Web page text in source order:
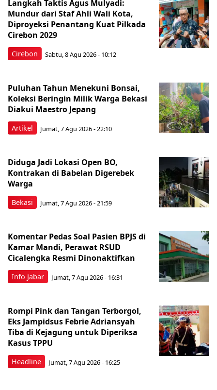
Cirebon
Langkah Taktis Agus Mulyadi:
Mundur dari Staf Ahli Wali Kota,
Diproyeksi Penantang Kuat Pilkada
Cirebon 2029
Sabtu, 8 Agu 2026 - 10:12
Artikel
Puluhan Tahun Menekuni Bonsai,
Koleksi Beringin Milik Warga Bekasi
Diakui Maestro Jepang
Jumat, 7 Agu 2026 - 22:10
Bekasi
Diduga Jadi Lokasi Open BO,
Kontrakan di Babelan Digerebek
Warga
Jumat, 7 Agu 2026 - 21:59
Info Jabar
Komentar Pedas Soal Pasien BPJS di
Kamar Mandi, Perawat RSUD
Cicalengka Resmi Dinonaktifkan
Jumat, 7 Agu 2026 - 16:31
Headline
Rompi Pink dan Tangan Terborgol,
Eks Jampidsus Febrie Adriansyah
Tiba di Kejagung untuk Diperiksa
Kasus TPPU
Jumat, 7 Agu 2026 - 16:25